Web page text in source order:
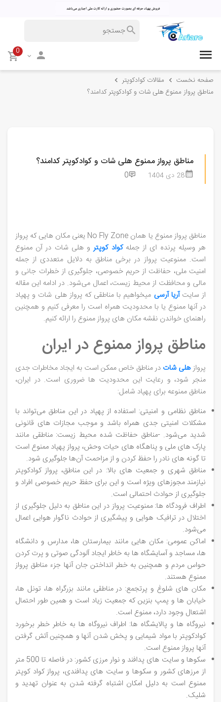
0
صفحه نخست
مقالات کوادکوپتر
مناطق پرواز ممنوع هلی شات و کوادکوپتر کدامند؟
مناطق پرواز ممنوع هلی شات و کوادکوپتر کدامند؟
28 دی 1404 0
مناطق پرواز ممنوع یا همان No Fly Zone یعنی مکان هایی که پرواز
هر وسیله پرنده ای از جملهکواد کوپترو هلی شات در آن ممنوع
است. ممنوعیت پرواز در برخی مناطق به دلایل متعددی از جمله
امنیت ملی، حفاظت از حریم خصوصی، جلوگیری از خطرات جانی و
مالی و محافظت از محیط زیست، اعمال می‌شود. در ادامه این مقاله
از سایتآریا آرسی میخواهیم با مناطقی که پرواز هلی شات و پهپاد
در آنها ممنوع یا با محدودیت همراه است را معرفی کنیم و همچنین
راهنمای خواندن نقشه مکان های پرواز ممنوع را ارائه کنیم.
مناطق پرواز ممنوع در ایران
پروازهلی ‌شات در مناطق خاص ممکن است به ایجاد مخاطرات جدی
منجر شود، و رعایت این محدودیت ‌ها ضروری است. در ایران،
مناطق ممنوعه برای پهپاد شامل:
مناطق نظامی و امنیتی: استفاده از پهپاد در این مناطق می‌تواند با
مشکلات امنیتی جدی همراه باشد و موجب مجازات‌ های قانونی
شدید می‌شود. -مناطق حفاظت ‌شده محیط زیست: مناطقی مانند
پارک ‌های ملی و پناهگاه‌ های حیات وحش، پرواز پهپاد ممنوع است
تا گونه ‌های نادر را حفظ کردن و از مزاحمت آن‌ها جلوگیری شود.
مناطق شهری و جمعیت ‌های بالا: در این مناطق، پرواز کوادکوپتر
نیازمند مجوزهای ویژه است و این برای حفظ حریم خصوصی افراد و
جلوگیری از حوادث احتمالی است.
اطراف فرودگاه ‌ها: ممنوعیت پرواز در این مناطق به دلیل جلوگیری از
اختلال در ترافیک هوایی و پیشگیری از حوادث ناگوار هوایی اعمال
می‌شود.
اماکن عمومی: مکان هایی مانند بیمارستان ها، مدارس و دانشگاه
ها، مساجد و آسایشگاه ها به خاطر ایجاد آلودگی صوتی و پرت کردن
حواس مردم و همچنین به خطر انداختن جان آنها جزء مناطق پرواز
ممنوع هستند.
مکان های شلوغ و پرتجمع: در مناطقی مانند بزرگراه ها، تونل ها،
خیابان ها و پمپ بنزین که جمعیت زیاد است و همین طور احتمال
اشتعال وجود دارد، ممنوع است.
نیروگاه ها و پالایشگاه ها: اطراف نیروگاه ها به خاطر خطر برخورد
کوادکوپتر با مواد شیمایی و پخش شدن آنها و همچنین آتش گرفتن
آنها پرواز ممنوع است.
سکوها و سایت ‌های پدافند و نوار مرزی کشور: در فاصله تا 500 متر
از مرزهای کشور و سکوها و سایت ‌های پدافندی، پرواز کواد کوپتر
ممنوع است به دلیل امکان اشتباه گرفته شدن به عنوان تهدید و
شلیک.